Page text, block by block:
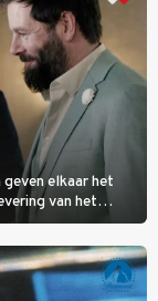
elkaar het
van het
naar Twente. Daar